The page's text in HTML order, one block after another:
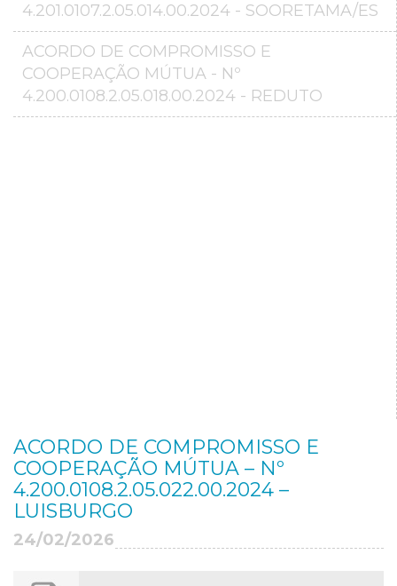
4.201.0107.2.05.014.00.2024 - SOORETAMA/ES
ACORDO DE COMPROMISSO E
COOPERAÇÃO MÚTUA - Nº
4.200.0108.2.05.018.00.2024 - REDUTO
ACORDO DE COMPROMISSO E
COOPERAÇÃO MÚTUA – Nº
4.200.0108.2.05.022.00.2024 –
LUISBURGO
24/02/2026